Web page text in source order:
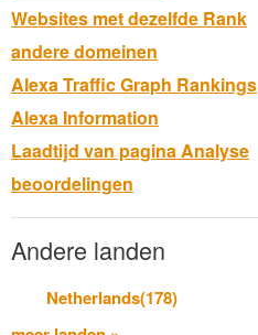
Websites met dezelfde Rank
andere domeinen
Alexa Traffic Graph Rankings
Alexa Information
Laadtijd van pagina Analyse
beoordelingen
Andere landen
Netherlands(178)